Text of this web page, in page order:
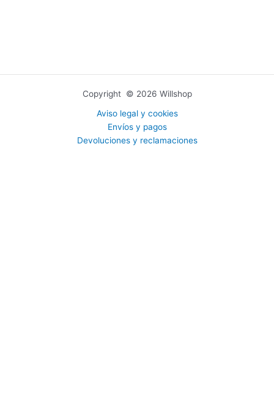
Copyright © 2026 Willshop
Aviso legal y cookies
Envíos y pagos
Devoluciones y reclamaciones